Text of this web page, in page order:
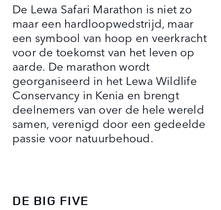
De Lewa Safari Marathon is niet zo
maar een hardloopwedstrijd, maar
een symbool van hoop en veerkracht
voor de toekomst van het leven op
aarde. De marathon wordt
georganiseerd in het Lewa Wildlife
Conservancy in Kenia en brengt
deelnemers van over de hele wereld
samen, verenigd door een gedeelde
passie voor natuurbehoud.
DE BIG FIVE